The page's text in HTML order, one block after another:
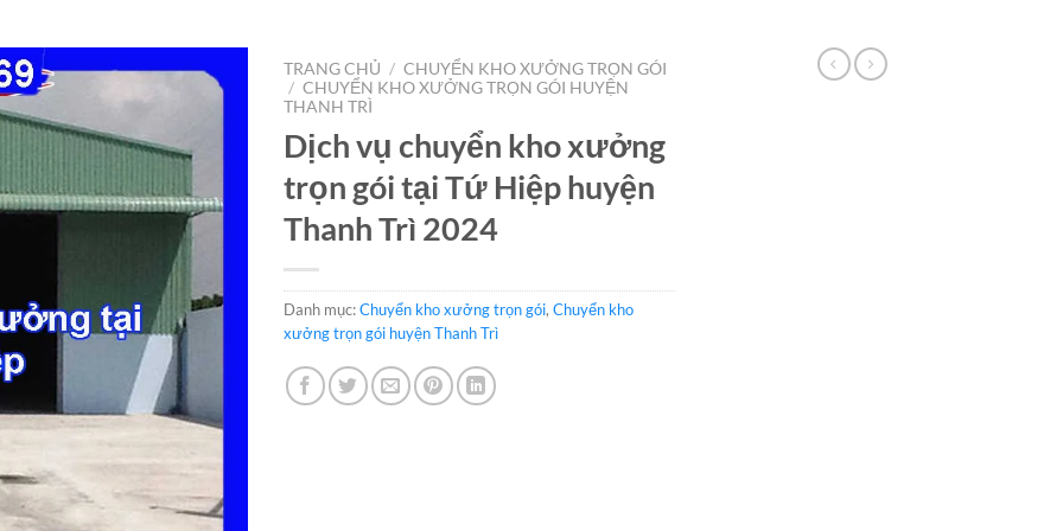
TRANG CHỦ / CHUYỂN KHO XƯỞNG TRỌN GÓI
/ CHUYỂN KHO XƯỞNG TRỌN GÓI HUYỆN
THANH TRÌ
Dịch vụ chuyển kho xưởng
trọn gói tại Tứ Hiệp huyện
Thanh Trì 2024
Danh mục:Chuyển kho xưởng trọn gói, Chuyển kho
xưởng trọn gói huyện Thanh Trì